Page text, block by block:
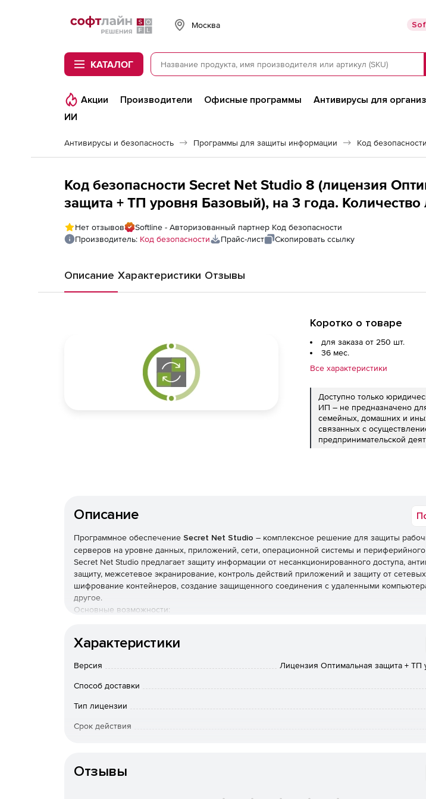
Softline
Москва
КАТАЛОГ
Акции Производители Офисные программы Антивирусы для
ИИ
Антивирусы и безопасность Программы для защиты информации Код
Код безопасности Secret Net Studio 8 (лицензия
защита + ТП уровня Базовый), на 3 года. Количество
Нет отзывов
Softline - Авторизованный партнер Код безопасности
Производитель: Код безопасности Прайс-лист Скопировать ссылку
Описание Характеристики Отзывы
Коротко о товаре
для заказа от 250 шт.
36 мес.
Все характеристики
Доступно только
ИП – не предназначено
семейных, домашних и
связанных с
предпринимательской
Описание
Программное обеспечение Secret Net Studio – комплексное решение для защиты
серверов на уровне данных, приложений, сети, операционной системы и
Secret Net Studio предлагает защиту информации от несанкционированного доступа,
защиту, межсетевое экранирование, контроль действий приложений и защиту от сетевых
шифрование контейнеров, создание защищенного соединения с удаленными
другое.
Основные возможности:
Защита от НСД обеспечивается механизмами, применяемыми в СЗИ от НСД Secret
организаций.
Защита от вредоносных исполняемых файлов на рабочих станциях и серверах с
пользователя.
Контроль сетевой активности компьютера и фильтрация большого числа протоколов
Характеристики
Версия Лицензия Оптимальная защита + ТП
Способ доставки
Тип лицензии
Срок действия
Отзывы